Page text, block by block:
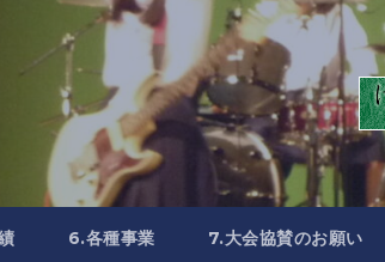
6.各種事業 7.大会協賛のお願い